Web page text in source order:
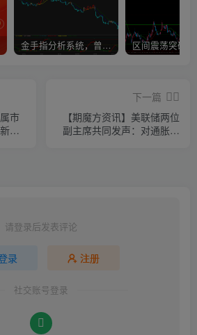
金手指分析系统，曾经市场价39800
市
阶
下一篇
【期魔方资讯】美联储两位
副主席共同发声：对通胀趋
请登录后发表评论
录 注册
社交账号登录